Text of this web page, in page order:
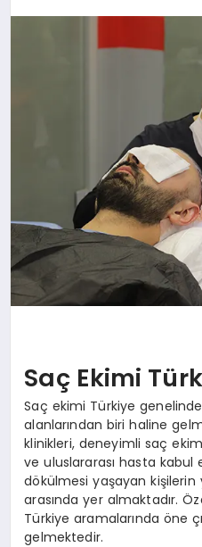
TEKNOLOJI
Saç Ekimi
Saç ekimi Türkiye
alanlarından biri haline
klinikleri, deneyimli saç
ve uluslararası hasta
dökülmesi yaşayan
arasında yer almaktadır.
Türkiye aramalarında öne
gelmektedir.